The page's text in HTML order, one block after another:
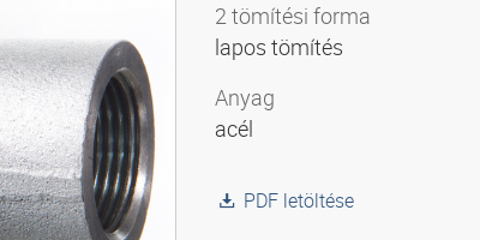
2 tömítési forma
lapos tömítés
Anyag
acél
PDF letöltése